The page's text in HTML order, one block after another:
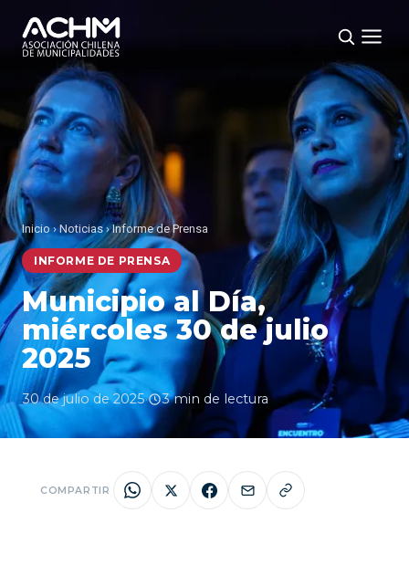
Inicio›Noticias›Informe de Prensa
INFORME DE PRENSA
Municipio al Día,
miércoles 30 de julio
2025
30 de julio de 2025· 3 min de lectura
COMPARTIR